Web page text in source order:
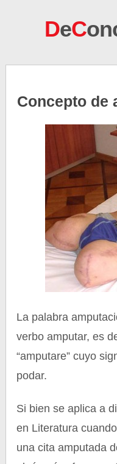
DeC
Concepto de
La palabra
verbo amputar, es
“amputare” cuyo
podar.
Si bien se aplica a
en Literatura
una cita amputada